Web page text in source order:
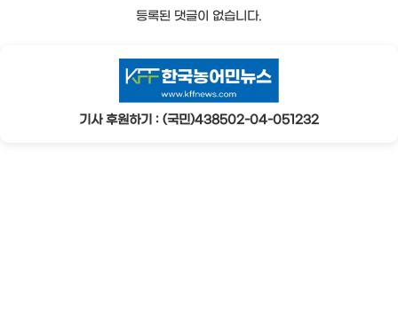
등록된 댓글이 없습니다.
기사 후원하기 : (국민)438502-04-051232